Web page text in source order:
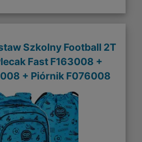
Szkolny Football 2T
Fast F163008 +
+ Piórnik F076008